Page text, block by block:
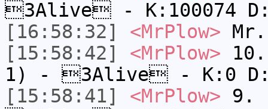
3Alive - K:100074
[16:58:32]
<MrPlow>
[15:58:42]
<MrPlow>
1) - 3Alive - K:0
[15:58:41]
<MrPlow> 9.